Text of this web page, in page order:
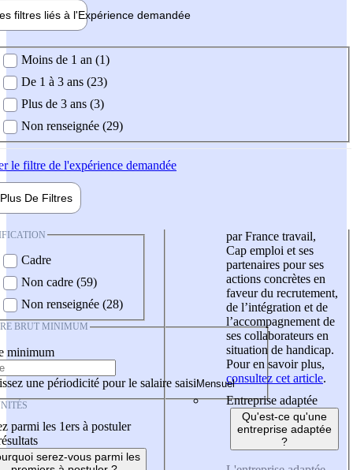
filtres liés à l'Expérience demandée
demandée
Moins de 1 an (1)
De 1 à 3 ans (23)
Plus de 3 ans (3)
Non renseignée (29)
le filtre de l'expérience demandée
Plus De Filtres
Cadre
Non cadre (59)
Non renseignée (28)
BRUT MINIMUM
minimum
une périodicité pour le salaire saisi
parmi les 1ers à postuler
serez-vous parmi les
par France travail,
Cap emploi et ses
partenaires pour ses
actions concrètes en
faveur du recrutement,
de l’intégration et de
l’accompagnement de
ses collaborateurs en
situation de handicap.
Pour en savoir plus,
consultez cet article.
Entreprise adaptée
Qu'est-ce qu'une
entreprise adaptée
?